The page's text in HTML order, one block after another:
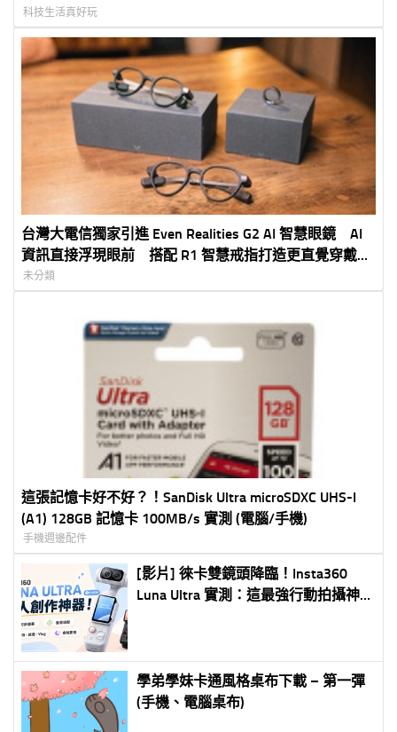
科技生活真好玩
台灣大電信獨家引進 Even Realities G2 AI 智慧眼鏡 AI
資訊直接浮現眼前 搭配 R1 智慧戒指打造更直覺穿戴體
驗 5G 專案價 3,990 元起
未分類
這張記憶卡好不好？！SanDisk Ultra microSDXC UHS-I
(A1) 128GB 記憶卡 100MB/s 實測 (電腦/手機)
手機週邊配件
[影片] 徠卡雙鏡頭降臨！Insta360
Luna Ultra 實測：這最強行動拍攝神
學弟學妹卡通風格桌布下載 – 第一彈
(手機、電腦桌布)